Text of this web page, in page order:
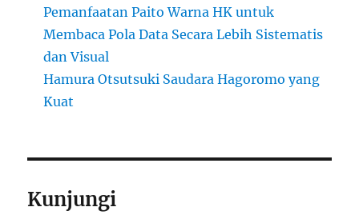
Pemanfaatan Paito Warna HK untuk
Membaca Pola Data Secara Lebih Sistematis
dan Visual
Hamura Otsutsuki Saudara Hagoromo yang
Kuat
Kunjungi